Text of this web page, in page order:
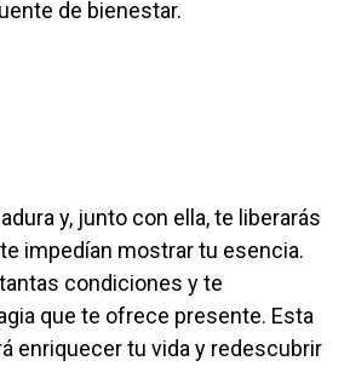
de bienestar.
y, junto con ella, te liberarás
impedían mostrar tu esencia.
condiciones y te
que te ofrece presente. Esta
enriquecer tu vida y redescubrir